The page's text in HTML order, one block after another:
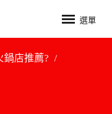
選單
鍋店推薦?